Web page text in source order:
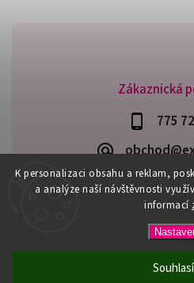
K personalizaci obsahu a reklam,
a analýze naší návštěvnosti
informací
Zákaznická
775
Expanails.cz
Upravit
VytvořilShoptet |